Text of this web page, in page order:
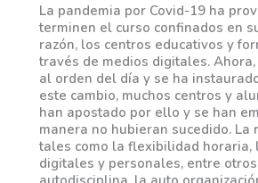
La pandemia por Covid-19 ha
terminen el curso confinados en
razón, los centros educativos y
través de medios digitales.
al orden del día y se ha
este cambio, muchos centros y
han apostado por ello y se han
manera no hubieran sucedido.
tales como la flexibilidad horaria,
digitales y personales, entre